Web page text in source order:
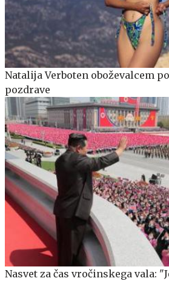
Natalija Verboten oboževalcem
pozdrave
Nasvet za čas vročinskega vala: